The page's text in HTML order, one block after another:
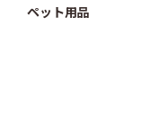
ペット用品